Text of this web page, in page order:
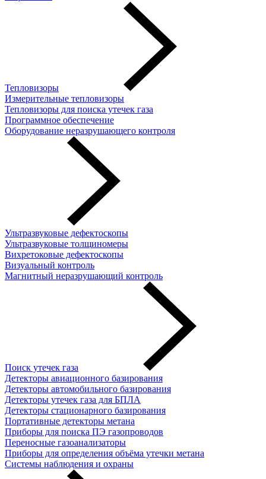
Тепловизоры
Измерительные тепловизоры
Тепловизоры для поиска утечек газа
Программное обеспечение
Оборудование неразрушающего контроля
Ультразвуковые дефектоскопы
Ультразвуковые толщиномеры
Вихретоковые дефектоскопы
Визуальный контроль
Магнитный неразрушающий контроль
Поиск утечек газа
Детекторы авиационного базирования
Детекторы автомобильного базирования
Детекторы утечек газа для БПЛА
Детекторы стационарного базирования
Портативные детекторы метана
Приборы для поиска ПЭ газопроводов
Переносные газоанализаторы
Приборы для определения объёма утечки метана
Системы наблюдения и охраны